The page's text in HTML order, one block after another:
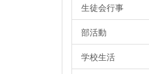
生徒会行事
部活動
学校生活